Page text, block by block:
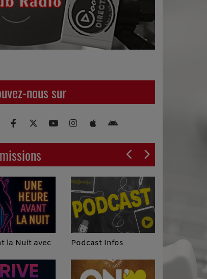
nous sur
Nuit avec
Podcast Infos